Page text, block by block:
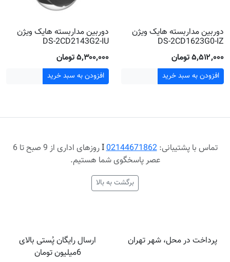
دوربین مداربسته هایک ویژن
DS-2CD1623G0-IZ
۵٬۵۱۲٬۰۰۰ تومان
افزودن به سبد خرید
دوربین مداربسته هایک ویژن
DS-2CD2143G2-IU
۵٬۳۰۰٬۰۰۰ تومان
افزودن به سبد خرید
تماس با پشتیبانی:02144671862
Ι
روزهای اداری از 9 صبح تا 6
عصر پاسخگوی شما هستیم.
برگشت به بالا
پرداخت در محل، شهر تهران
ارسال رایگان پُستی بالای
6میلیون تومان